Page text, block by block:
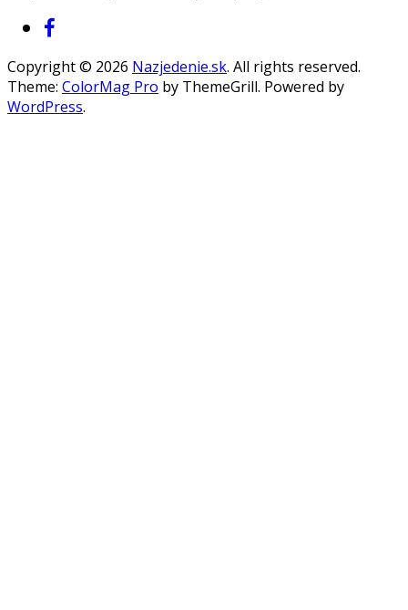
Copyright © 2026 Nazjedenie.sk. All rights reserved.
Theme: ColorMag Pro by ThemeGrill. Powered by
WordPress.